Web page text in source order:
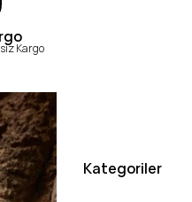
Kargo
Kategoriler